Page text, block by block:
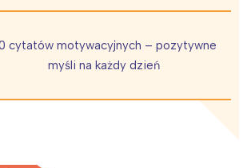
cytatów motywacyjnych – pozytywne
myśli na każdy dzień